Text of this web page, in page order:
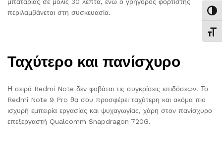
περιλαμβάνεται στη συσκευασία.
Ταχύτερο και πανίσχυρο
Η σειρά Redmi Note δεν φοβάται τις συγκρίσεις επιδόσεων. Το
Redmi Note 9 Pro θα σου προσφέρει ταχύτερη και ακόμα πιο
ισχυρή εμπειρία εργασίας και ψυχαγωγίας, χάρη στον πανίσχυρο
επεξεργαστή Qualcomm Snapdragon 720G.